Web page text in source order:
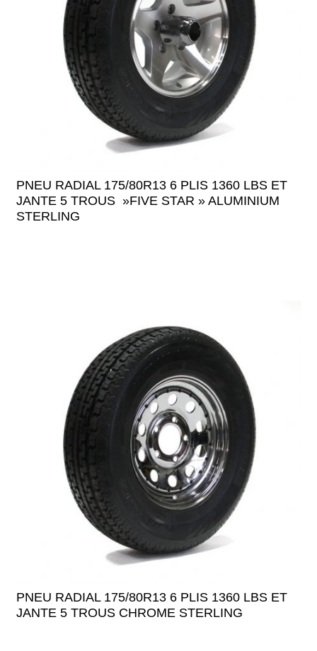
PNEU RADIAL 175/80R13 6 PLIS 1360 LBS ET
JANTE 5 TROUS »FIVE STAR » ALUMINIUM
STERLING
PNEU RADIAL 175/80R13 6 PLIS 1360 LBS ET
JANTE 5 TROUS CHROME STERLING